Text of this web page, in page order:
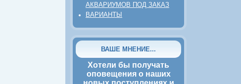
АКВАРИУМОВ ПОД ЗАКАЗ
ВАРИАНТЫ
ВАШЕ МНЕНИЕ...
Хотели бы получать
оповещения о наших